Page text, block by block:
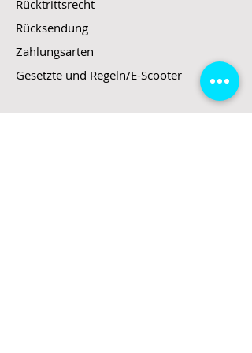
Rücktrittsrecht
Rücksendung
Zahlungsarten
Gesetzte und Regeln/E-Scooter